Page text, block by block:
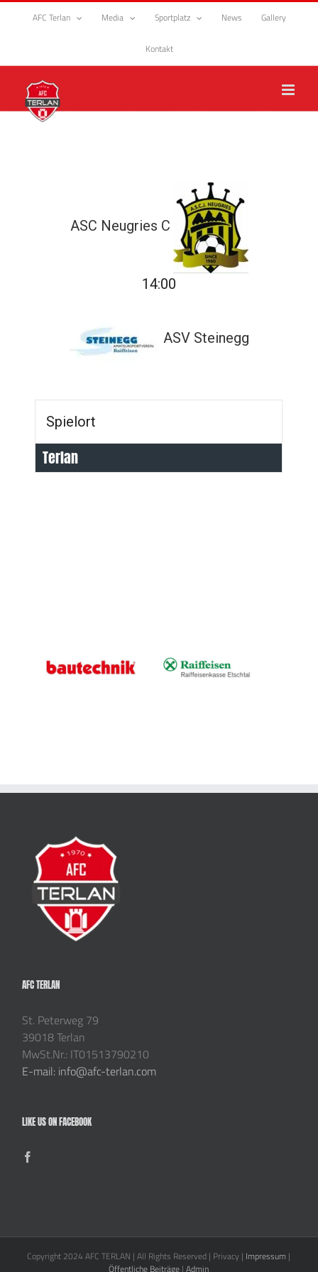
Zum
AFC Terlan Media Sportplatz News Gallery
Kontakt
ASC Neugries C
14:00
ASV Steinegg
Spielort
Terlan
AFC TERLAN
St. Peterweg 79
39018 Terlan
MwSt.Nr.: IT01513790210
E-mail: info@afc-terlan.com
LIKE US ON FACEBOOK
Copyright 2024 AFC TERLAN | All Rights Reserved | Privacy | Impressum |
Öffentliche Beiträge |Admin